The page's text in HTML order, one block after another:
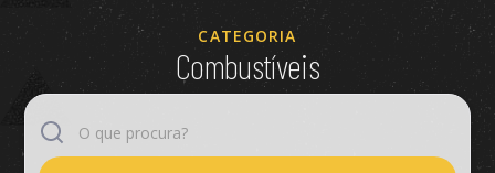
CATEGORIA
Combustíveis